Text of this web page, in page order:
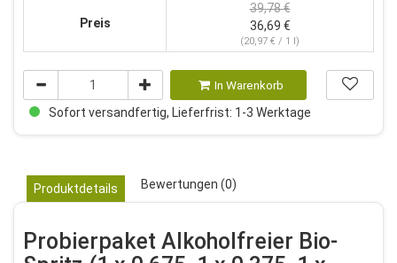
Preis
39,78 €
36,69 €
(20,97 € / 1 l)
In Warenkorb
Sofort versandfertig, Lieferfrist: 1-3 Werktage
Produktdetails Bewertungen (0)
Probierpaket Alkoholfreier Bio-